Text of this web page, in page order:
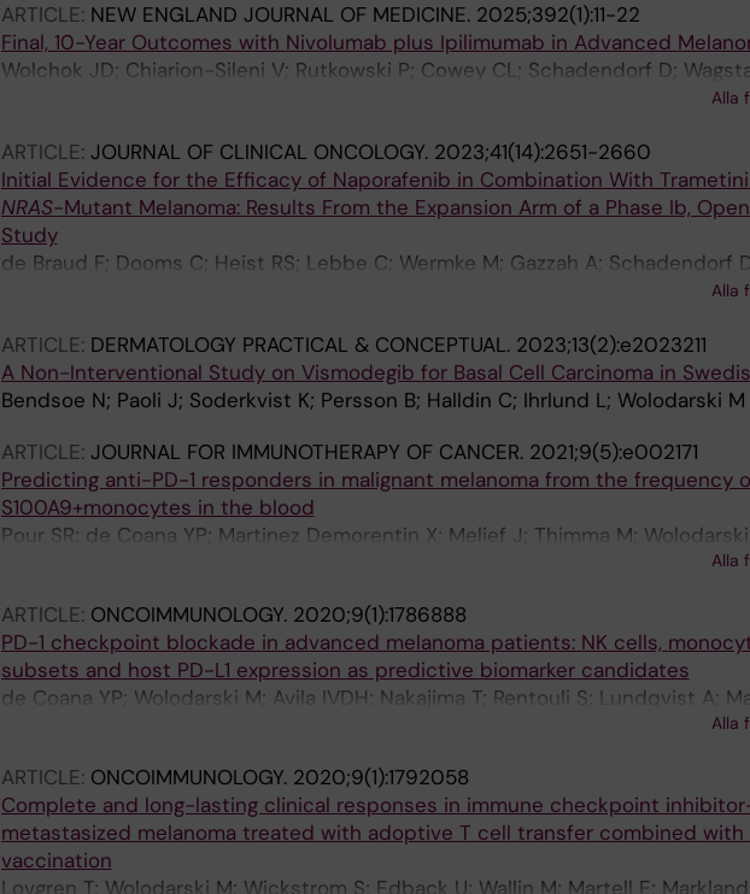
ARTICLE: NEW ENGLAND JOURNAL OF MEDICINE. 2025;392(1):11-22
Final, 10-Year Outcomes with Nivolumab plus Ipilimumab in Advanced
Wolchok JD; Chiarion-Sileni V; Rutkowski P; Cowey CL; Schadendorf D;
Queirolo P; Dummer R; Butler MO; Hill AG; Postow MA; Gaudy-Marqueste C;
Carlino MS; Sandhu S; Lebbé C; Ascierto PA; Long GV; Ritchings C; Nassar A;
Benito MP; Wang W; Hodi FS; Larkin J; CheckMate 067 Investigators
Alla
ARTICLE: JOURNAL OF CLINICAL ONCOLOGY. 2023;41(14):2651-2660
Initial Evidence for the Efficacy of Naporafenib in Combination With
NRAS-Mutant Melanoma: Results From the Expansion Arm of a Phase Ib,
Study
de Braud F; Dooms C; Heist RS; Lebbe C; Wermke M; Gazzah A; Schadendorf
Rutkowski P; Wolf J; Ascierto PA; Gil-Bazo I; Kato S; Wolodarski M; McKean M;
Couillebault X-M; Evans H; Campbell CD; Basu S; Moschetta M; Daud A
Alla
ARTICLE: DERMATOLOGY PRACTICAL & CONCEPTUAL. 2023;13(2):e2023211
A Non-Interventional Study on Vismodegib for Basal Cell Carcinoma in
Bendsoe N; Paoli J; Soderkvist K; Persson B; Halldin C; Ihrlund L; Wolodarski M
ARTICLE: JOURNAL FOR IMMUNOTHERAPY OF CANCER. 2021;9(5):e002171
Predicting anti-PD-1 responders in malignant melanoma from the frequency
S100A9+monocytes in the blood
Pour SR; de Coana YP; Martinez Demorentin X; Melief J; Thimma M;
Alla
ARTICLE: ONCOIMMUNOLOGY. 2020;9(1):1786888
PD-1 checkpoint blockade in advanced melanoma patients: NK cells,
subsets and host PD-L1 expression as predictive biomarker candidates
de Coana YP; Wolodarski M; Avila IVDH; Nakajima T; Rentouli S; Lundqvist A;
Alla
ARTICLE: ONCOIMMUNOLOGY. 2020;9(1):1792058
Complete and long-lasting clinical responses in immune checkpoint
metastasized melanoma treated with adoptive T cell transfer combined with
vaccination
Lovgren T; Wolodarski M; Wickstrom S; Edback U; Wallin M; Martell E; Markland